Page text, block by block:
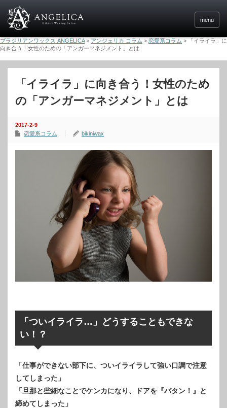
menu
ブラジリアンワックス ANGELICA> アンジェリカ コラム > 恋愛系コラム >
「イライラ」に
向き合う！女性のための「アンガーマネジメント」とは
「イライラ」に向き合う！女性のため
の「アンガーマネジメント」とは
2017-2-9
恋愛系コラム
bikiniwax
「ついイライラ…」どうすることもできな
い！？
「仕事ができない部下に、ついイライラして強い口調で注意
してしまった」
「旦那と些細なことでケンカになり、ドアを『バタン！』と
締めてしまった」